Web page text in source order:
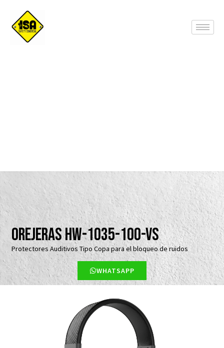
Orejeras HW-1035-100-VS
Protectores Auditivos Tipo Copa para el bloqueo de ruidos
WHATSAPP